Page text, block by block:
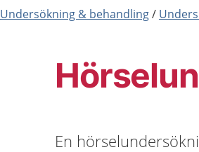
Undersökning & behandling
En